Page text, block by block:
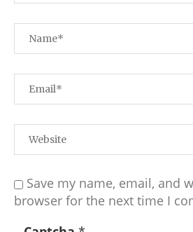
Save my name, email, and
browser for the next time I